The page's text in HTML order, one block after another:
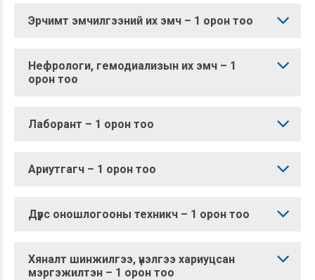
Эрчимт эмчилгээний их эмч – 1 орон тоо
Нефрологи, гемодиализын их эмч – 1
орон тоо
Лаборант – 1 орон тоо
Ариутгагч – 1 орон тоо
Дүрс оношлогооны техникч – 1 орон тоо
Хяналт шинжилгээ, үнэлгээ хариуцсан
мэргэжилтэн – 1 орон тоо